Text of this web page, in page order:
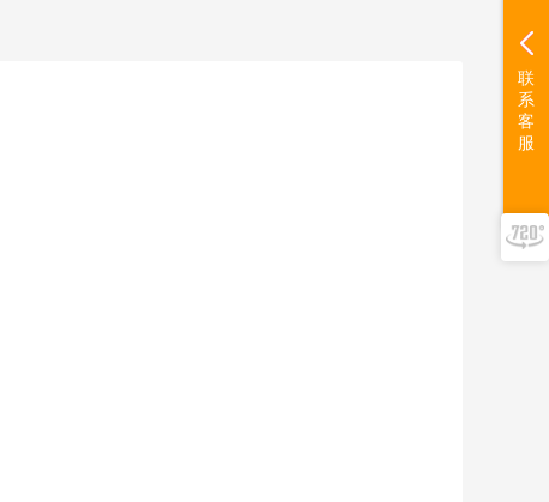
联
系
客
服